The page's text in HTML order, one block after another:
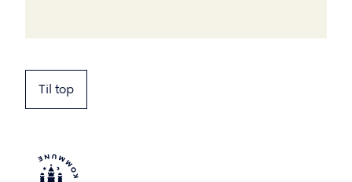
Til top